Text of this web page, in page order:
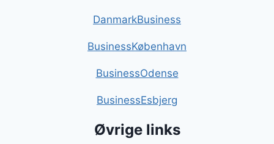
DanmarkBusiness
BusinessKøbenhavn
BusinessOdense
BusinessEsbjerg
Øvrige links